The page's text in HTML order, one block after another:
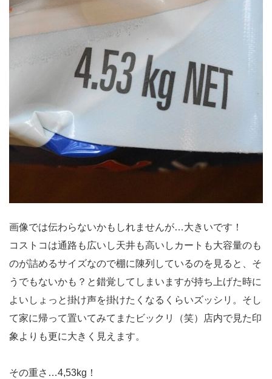
画像では伝わらないかもしれませんが…大きいです！
コストコは通路も広いし天井も高いしカートも大容量のも
のが詰めるサイズなので棚に陳列しているのを見ると、そ
うでもないかも？と錯覚してしまいますが持ち上げた時に
よいしょっと掛け声を掛けたくなるくらいズッシリ。そし
て家に帰って置いてみてまたビックリ（笑）店内で見た印
象よりも更に大きく見えます。
その重さ…4,53kg！